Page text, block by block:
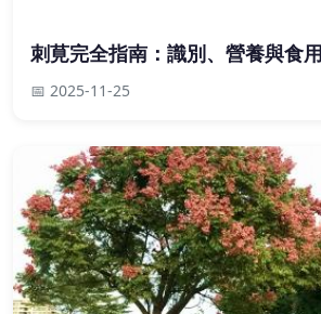
刺莧完全指南：識別、營養與食
📅 2025-11-25